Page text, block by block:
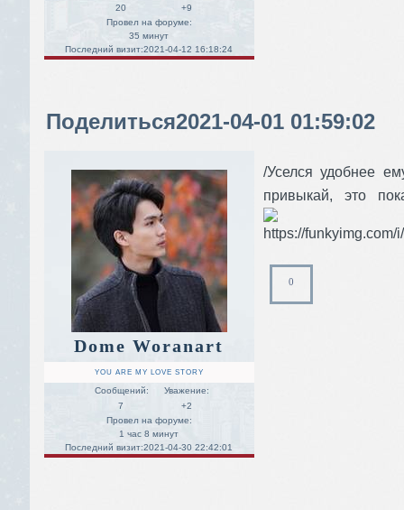
20
+9
Провел на форуме:
35 минут
Последний визит:2021-04-12 16:18:24
Поделиться2021-04-01 01:59:02
Dome Woranart
YOU ARE MY LOVE STORY
Сообщений:
7
Уважение:
+2
Провел на форуме:
1 час 8 минут
Последний визит:2021-04-30 22:42:01
/Уселся удобнее
привыкай, это
0